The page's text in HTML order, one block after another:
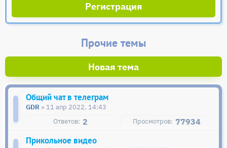
Регистрация
Прочие темы
Новая тема
Общий чат в телеграм
GDR » 11 апр 2022, 14:43
2 77934
Прикольное видео